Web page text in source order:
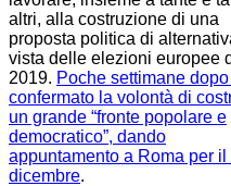
altri, alla costruzione di una
proposta politica di
vista delle elezioni europee
2019. Poche settimane
confermato la volontà di
un grande “fronte popolare e
democratico”, dando
appuntamento a Roma per il
dicembre.